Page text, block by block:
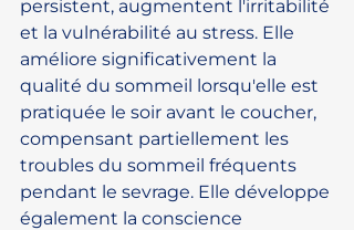
persistent, augmentent l'irritabilité
et la vulnérabilité au stress. Elle
améliore significativement la
qualité du sommeil lorsqu'elle est
pratiquée le soir avant le coucher,
compensant partiellement les
troubles du sommeil fréquents
pendant le sevrage. Elle développe
également la conscience